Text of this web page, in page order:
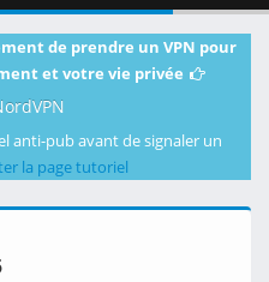
de prendre un VPN pour
et votre vie privée
anti-pub avant de signaler un
la page tutoriel